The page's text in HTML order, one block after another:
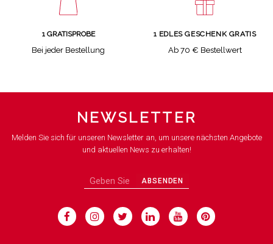
1 GRATISPROBE
Bei jeder Bestellung
1 EDLES GESCHENK GRATIS
Ab 70 € Bestellwert
NEWSLETTER
Melden Sie sich für unseren Newsletter an, um unsere nächsten Angebote
und aktuellen News zu erhalten!
ABSENDEN